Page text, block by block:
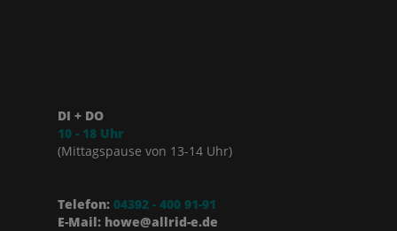
DI + DO
10 - 18 Uhr
(Mittagspause von 13-14 Uhr)
Telefon: 04392 - 400 91-91
E-Mail: howe@allrid-e.de